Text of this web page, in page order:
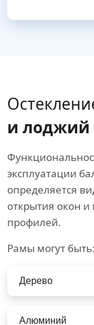
и лоджий
эксплуатации
определяется
открытия окон
профилей.
Рамы могут быть:
Дерево
Алюминий